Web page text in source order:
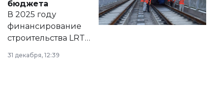
на сайте маслихат
города.
бюджета
В 2025 году
финансирование
строительства LRT
в Астане из
республиканского
31 декабря, 12:39